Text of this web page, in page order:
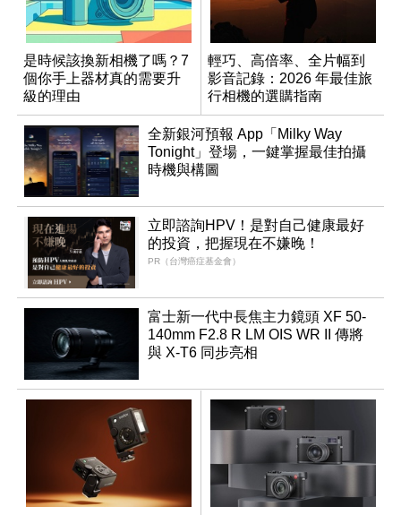
是時候該換新相機了嗎？7
個你手上器材真的需要升
級的理由
輕巧、高倍率、全片幅到
影音記錄：2026 年最佳旅
行相機的選購指南
全新銀河預報 App「Milky Way
Tonight」登場，一鍵掌握最佳拍攝
時機與構圖
立即諮詢HPV！是對自己健康最好
的投資，把握現在不嫌晚！
PR（台灣癌症基金會）
富士新一代中長焦主力鏡頭 XF 50-
140mm F2.8 R LM OIS WR II 傳將
與 X-T6 同步亮相